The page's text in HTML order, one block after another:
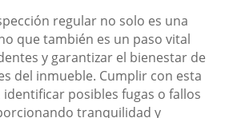
regular no solo es una
que también es un paso vital
y garantizar el bienestar de
del inmueble. Cumplir con esta
posibles fugas o fallos
tranquilidad y